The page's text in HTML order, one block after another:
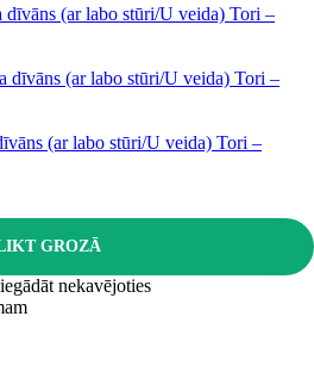
dīvāns (ar labo stūri/U veida) Tori –
dīvāns (ar labo stūri/U veida) Tori –
(ar labo stūri/U veida) Tori –
GROZĀ
nekavējoties